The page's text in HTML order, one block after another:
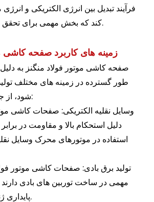
فرآیند تبدیل بین انرژی الکتریکی و
کند که بخش مهمی برای تحقق عملکرد موتور است.
زمینه های کاربرد صفحه کاشی
صفحه کاشی موتور فولاد منگنز به
طور گسترده در زمینه های مختلف
شود، از جمله اما نه محدود به:
وسایل نقلیه الکتریکی: صفحات کاشی
دلیل استحکام بالا و مقاومت در
استفاده در موتورهای محرک وسایل
تولید برق بادی: صفحات کاشی موتور
مهمی در ساخت توربین های بادی دارند
پایداری ژنراتور کمک می کنند.